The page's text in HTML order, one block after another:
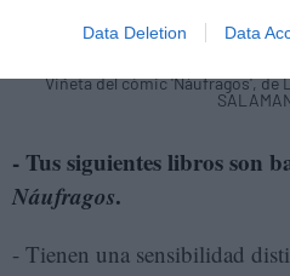
Data Deletion Data
Viñeta del cómic 'Náufragos', de
- Tus siguientes libros son
Náufragos.
- Tienen una sensibilidad